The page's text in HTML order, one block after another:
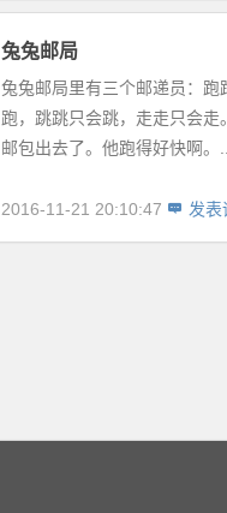
兔兔邮局
兔兔邮局里有三个邮递员：
跑，跳跳只会跳，走走只会
邮包出去了。他跑得好快啊。...
2016-11-21 20:10:47 发表